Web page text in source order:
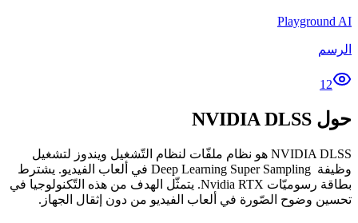
Playground AI
الرسم
12
حول NVIDIA DLSS
NVIDIA DLSS هو نظام ملفّات لنظام التّشغيل ويندوز لتشغيل
وظيفة Deep Learning Super Sampling في ألعاب الفيديو. يشترط
بطاقة رسوميّات Nvidia RTX. يتمثّل الهدف من هذه التّكنولوجيا في
تحسين وضوح الصّورة في ألعاب الفيديو من دون إثقال الجهاز.